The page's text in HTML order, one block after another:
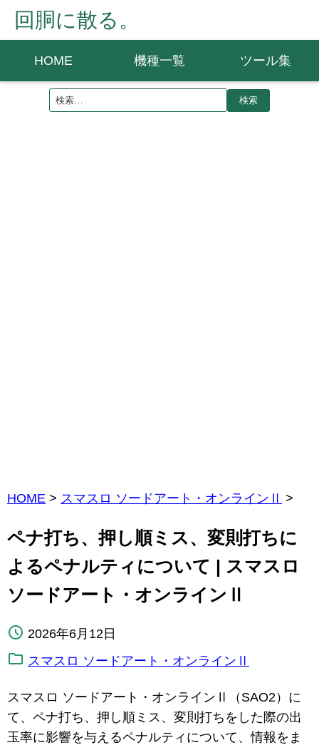
回胴に散る。
HOME 機種一覧 ツール集
HOME > スマスロ ソードアート・オンラインⅡ >
ペナ打ち、押し順ミス、変則打ちに
よるペナルティについて | スマスロ
ソードアート・オンラインⅡ
2026年6月12日
スマスロ ソードアート・オンラインⅡ
スマスロ ソードアート・オンラインⅡ（SAO2）に
て、ペナ打ち、押し順ミス、変則打ちをした際の出
玉率に影響を与えるペナルティについて、情報をま